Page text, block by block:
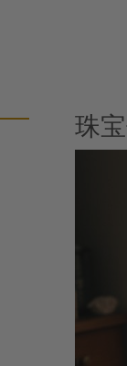
珠